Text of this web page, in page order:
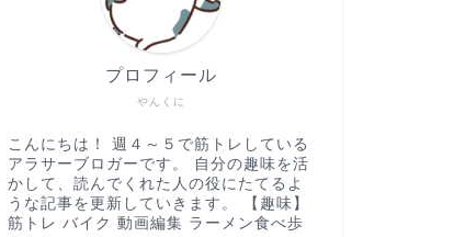
やんくに
プロフィール
こんにちは！ 週４～５で筋トレしている
アラサーブロガーです。 自分の趣味を活
かして、読んでくれた人の役にたてるよ
うな記事を更新していきます。 【趣味】
筋トレ バイク 動画編集 ラーメン食べ歩